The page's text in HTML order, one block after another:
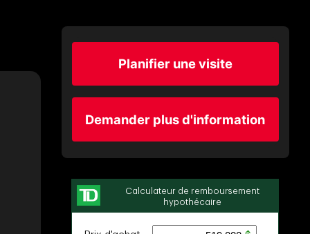
Planifier une visite
Demander plus d'information